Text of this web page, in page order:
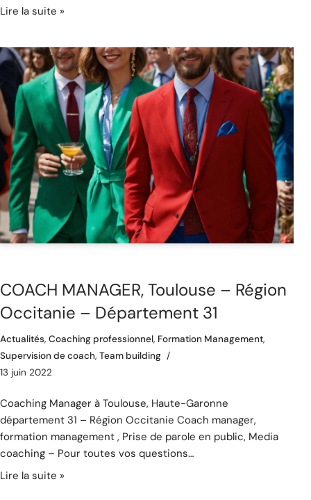
Lire la suite »
COACH MANAGER, Toulouse – Région
Occitanie – Département 31
Actualités, Coaching professionnel, Formation Management,
Supervision de coach, Team building
13 juin 2022
Coaching Manager à Toulouse, Haute-Garonne
département 31 – Région Occitanie Coach manager,
formation management , Prise de parole en public, Media
coaching – Pour toutes vos questions…
Lire la suite »